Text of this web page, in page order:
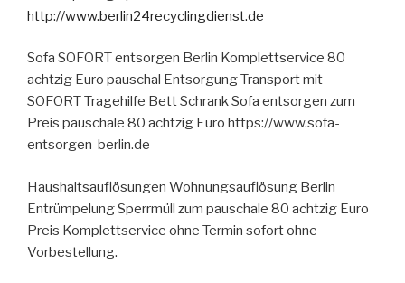
http://www.berlin24recyclingdienst.de
Sofa SOFORT entsorgen Berlin Komplettservice 80
achtzig Euro pauschal Entsorgung Transport mit
SOFORT Tragehilfe Bett Schrank Sofa entsorgen zum
Preis pauschale 80 achtzig Euro https://www.sofa-
entsorgen-berlin.de
Haushaltsauflösungen Wohnungsauflösung Berlin
Entrümpelung Sperrmüll zum pauschale 80 achtzig Euro
Preis Komplettservice ohne Termin sofort ohne
Vorbestellung.